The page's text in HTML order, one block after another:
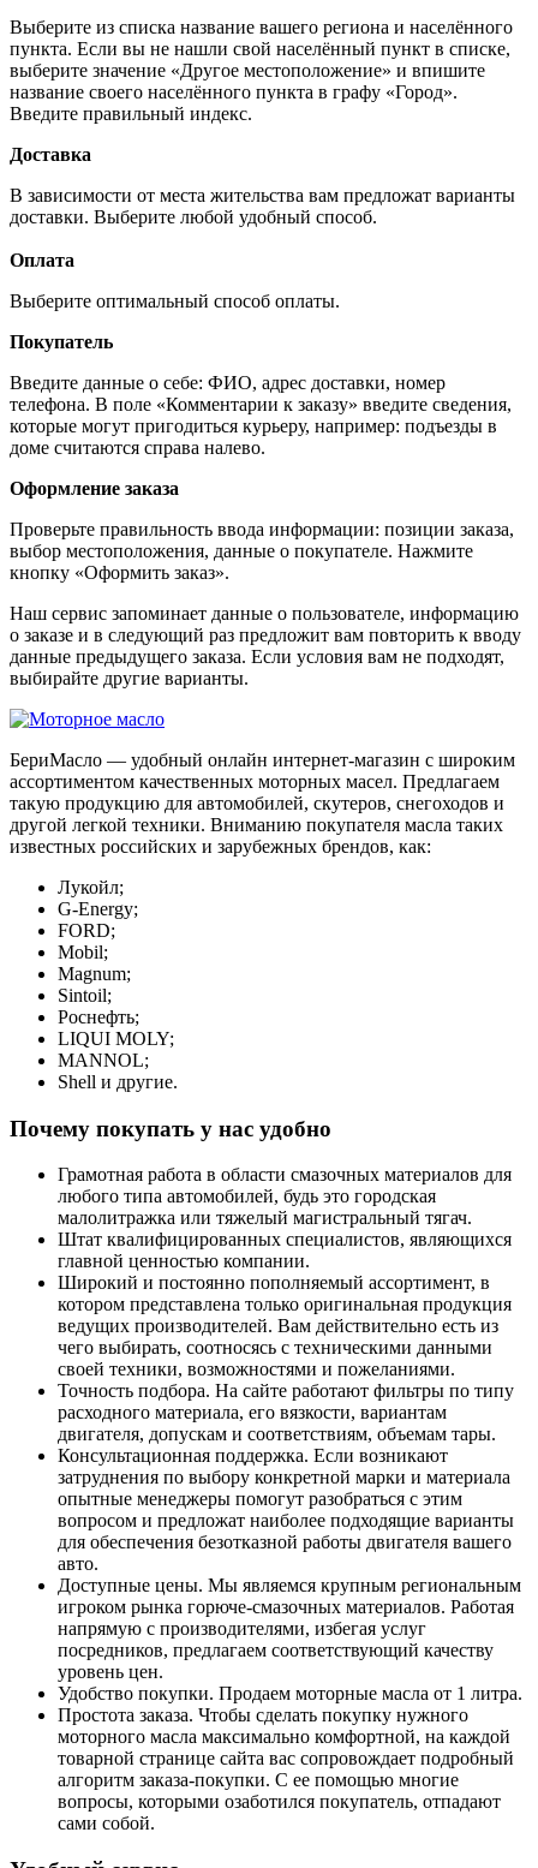
Выберите из списка название вашего региона и населённого
пункта. Если вы не нашли свой населённый пункт в списке,
выберите значение «Другое местоположение» и впишите
название своего населённого пункта в графу «Город».
Введите правильный индекс.
Доставка
В зависимости от места жительства вам предложат варианты
доставки. Выберите любой удобный способ.
Оплата
Выберите оптимальный способ оплаты.
Покупатель
Введите данные о себе: ФИО, адрес доставки, номер
телефона. В поле «Комментарии к заказу» введите сведения,
которые могут пригодиться курьеру, например: подъезды в
доме считаются справа налево.
Оформление заказа
Проверьте правильность ввода информации: позиции заказа,
выбор местоположения, данные о покупателе. Нажмите
кнопку «Оформить заказ».
Наш сервис запоминает данные о пользователе, информацию
о заказе и в следующий раз предложит вам повторить к вводу
данные предыдущего заказа. Если условия вам не подходят,
выбирайте другие варианты.
БериМасло — удобный онлайн интернет-магазин с широким
ассортиментом качественных моторных масел. Предлагаем
такую продукцию для автомобилей, скутеров, снегоходов и
другой легкой техники. Вниманию покупателя масла таких
известных российских и зарубежных брендов, как:
Лукойл;
G-Energy;
FORD;
Mobil;
Magnum;
Sintoil;
Роснефть;
LIQUI MOLY;
MANNOL;
Shell и другие.
Почему покупать у нас удобно
Грамотная работа в области смазочных материалов для
любого типа автомобилей, будь это городская
малолитражка или тяжелый магистральный тягач.
Штат квалифицированных специалистов, являющихся
главной ценностью компании.
Широкий и постоянно пополняемый ассортимент, в
котором представлена только оригинальная продукция
ведущих производителей. Вам действительно есть из
чего выбирать, соотносясь с техническими данными
своей техники, возможностями и пожеланиями.
Точность подбора. На сайте работают фильтры по типу
расходного материала, его вязкости, вариантам
двигателя, допускам и соответствиям, объемам тары.
Консультационная поддержка. Если возникают
затруднения по выбору конкретной марки и материала
опытные менеджеры помогут разобраться с этим
вопросом и предложат наиболее подходящие варианты
для обеспечения безотказной работы двигателя вашего
авто.
Доступные цены. Мы являемся крупным региональным
игроком рынка горюче-смазочных материалов. Работая
напрямую с производителями, избегая услуг
посредников, предлагаем соответствующий качеству
уровень цен.
Удобство покупки. Продаем моторные масла от 1 литра.
Простота заказа. Чтобы сделать покупку нужного
моторного масла максимально комфортной, на каждой
товарной странице сайта вас сопровождает подробный
алгоритм заказа-покупки. С ее помощью многие
вопросы, которыми озаботился покупатель, отпадают
сами собой.